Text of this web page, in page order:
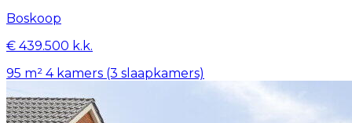
Boskoop
€ 439.500 k.k.
95 m² 4 kamers (3 slaapkamers)